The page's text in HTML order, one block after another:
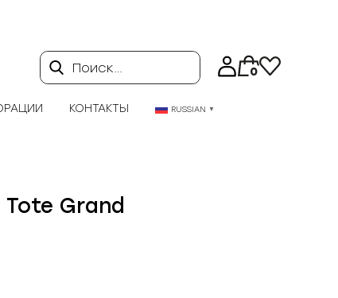
Поиск… 0
КОНТАКТЫ RUSSIAN ▼
Grand